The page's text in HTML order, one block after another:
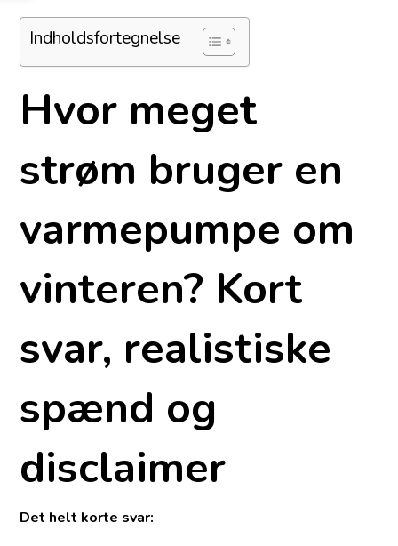
Indholdsfortegnelse
Hvor meget
strøm bruger en
varmepumpe om
vinteren? Kort
svar, realistiske
spænd og
disclaimer
Det helt korte svar: